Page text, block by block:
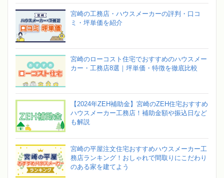
宮崎の工務店・ハウスメーカーの評判・口コ
ミ・坪単価を紹介
宮崎のローコスト住宅でおすすめのハウスメー
カー・工務店8選｜坪単価・特徴を徹底比較
【2024年ZEH補助金】宮崎のZEH住宅おすすめ
ハウスメーカー工務店！補助金額や振込日など
も解説
宮崎の平屋注文住宅おすすめハウスメーカー工
務店ランキング！おしゃれで間取りにこだわり
のある家を建てよう